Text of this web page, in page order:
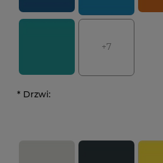
+7
* Drzwi: